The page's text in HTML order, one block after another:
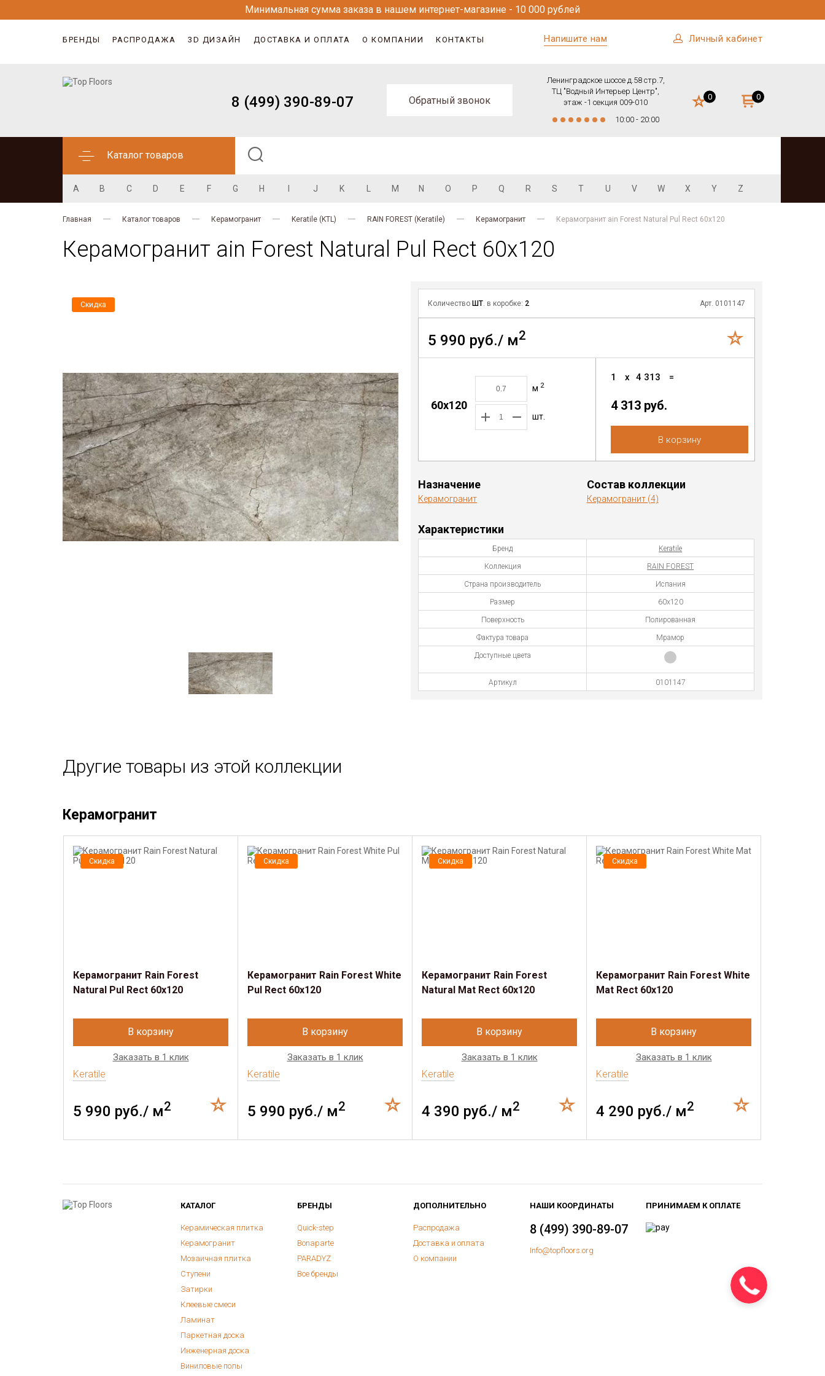
Минимальная сумма заказа в нашем интернет-магазине - 10 000 рублей
БРЕНДЫ РАСПРОДАЖА 3D ДИЗАЙН ДОСТАВКА И ОПЛАТА О КОМПАНИИ КОНТАКТЫ Напишите нам Личный кабинет
8 (499) 390-89-07 Обратный звонок
Ленинградское шоссе д.58 стр.7,
ТЦ "Водный Интерьер Центр",
этаж -1 секция 009-010
10:00 - 20:00
0 0
Каталог товаров
A B C D E F G H J K M N O P Q R S T U V W X Y Z
Главная Каталог товаров Керамогранит Keratile (KTL) RAIN FOREST (Keratile) Керамогранит Керамогранит ain Forest Natural Pul Rect 60х120
Керамогранит ain Forest Natural Pul Rect 60х120
Скидка Количество ШТ. в коробке: 2 Арт. 0101147
5 990 руб./ м2
60x120
м 2
шт.
1 x 4 313 =
4 313 руб.
В корзину
Назначение
Керамогранит
Состав коллекции
Керамогранит (4)
Характеристики
Бренд Keratile
Коллекция RAIN FOREST
Страна производитель Испания
Размер 60x120
Поверхность Полированная
Фактура товара Мрамор
Доступные цвета
Артикул 0101147
Другие товары из этой коллекции
Керамогранит
Скидка
Керамогранит Rain Forest
Natural Pul Rect 60х120
В корзину
Заказать в 1 клик
Keratile
5 990 руб./ м2
Скидка
Керамогранит Rain Forest White
Pul Rect 60х120
В корзину
Заказать в 1 клик
Keratile
5 990 руб./ м2
Скидка
Керамогранит Rain Forest
Natural Mat Rect 60х120
В корзину
Заказать в 1 клик
Keratile
4 390 руб./ м2
Скидка
Керамогранит Rain Forest White
Mat Rect 60х120
В корзину
Заказать в 1 клик
Keratile
4 290 руб./ м2
КАТАЛОГ
Керамическая плитка
Керамогранит
Мозаичная плитка
Ступени
Затирки
Клеевые смеси
Ламинат
Паркетная доска
Инженерная доска
Виниловые полы
БРЕНДЫ
Quick-step
Bonaparte
PARADYZ
Все бренды
ДОПОЛНИТЕЛЬНО
Распродажа
Доставка и оплата
О компании
НАШИ КООРДИНАТЫ
8 (499) 390-89-07
Info@topfloors.org
ПРИНИМАЕМ К ОПЛАТЕ